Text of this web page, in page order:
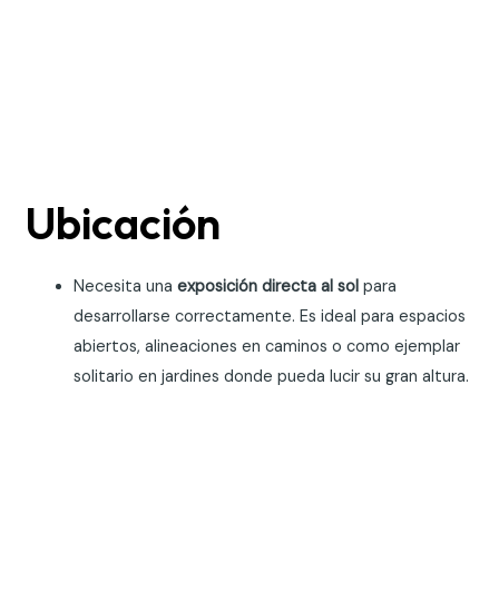
Ubicación
Necesita unaexposición directa al sol para
desarrollarse correctamente. Es ideal para espacios
abiertos, alineaciones en caminos o como ejemplar
solitario en jardines donde pueda lucir su gran altura.